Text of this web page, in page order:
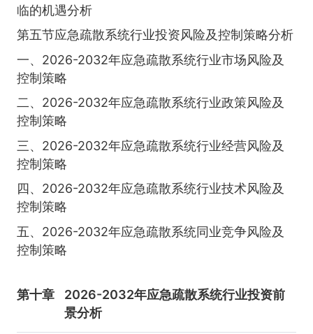
临的机遇分析
第五节应急疏散系统行业投资风险及控制策略分析
一、2026-2032年应急疏散系统行业市场风险及
控制策略
二、2026-2032年应急疏散系统行业政策风险及
控制策略
三、2026-2032年应急疏散系统行业经营风险及
控制策略
四、2026-2032年应急疏散系统行业技术风险及
控制策略
五、2026-2032年应急疏散系统同业竞争风险及
控制策略
第十章
2026-2032年应急疏散系统行业投资前
景分析